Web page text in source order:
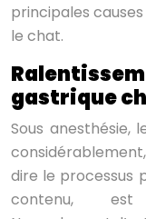
principales
le chat.
gastrique
Sous anesthésie,
dire le processus
contenu, est